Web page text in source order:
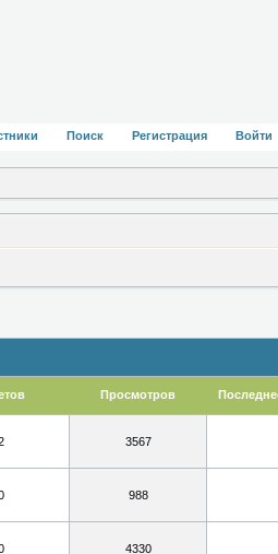
Поиск Регистрация Войти
Просмотров
3567
988
4330